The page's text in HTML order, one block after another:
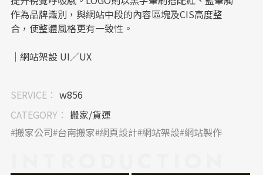
作為品牌識別，與網站中段的內容區塊及CIS高度整
合，使整體風格更有一致性。
｜網站架設 UI／UX
案例」、「注意事項」等常見使用需求。手機版則採單
欄式架構，確保行動裝置上的閱讀體驗順暢，整體網站
架設考量到不同裝置的易用性與訊息導向。
SERVICE： w856
CATEGORY： 搬家/貨運
搬家公司 台南搬家 網頁設計 網站架設 網站製作